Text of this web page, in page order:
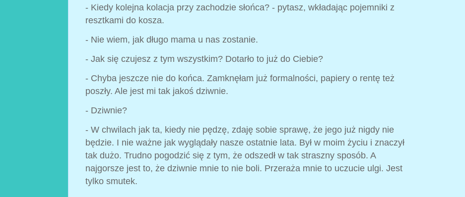
- Kiedy kolejna kolacja przy zachodzie słońca? - pytasz, wkładając pojemniki z
resztkami do kosza.
- Nie wiem, jak długo mama u nas zostanie.
- Jak się czujesz z tym wszystkim? Dotarło to już do Ciebie?
- Chyba jeszcze nie do końca. Zamknęłam już formalności, papiery o rentę też
poszły. Ale jest mi tak jakoś dziwnie.
- Dziwnie?
- W chwilach jak ta, kiedy nie pędzę, zdaję sobie sprawę, że jego już nigdy nie
będzie. I nie ważne jak wyglądały nasze ostatnie lata. Był w moim życiu i znaczył
tak dużo. Trudno pogodzić się z tym, że odszedł w tak straszny sposób. A
najgorsze jest to, że dziwnie mnie to nie boli. Przeraża mnie to uczucie ulgi. Jest
tylko smutek.